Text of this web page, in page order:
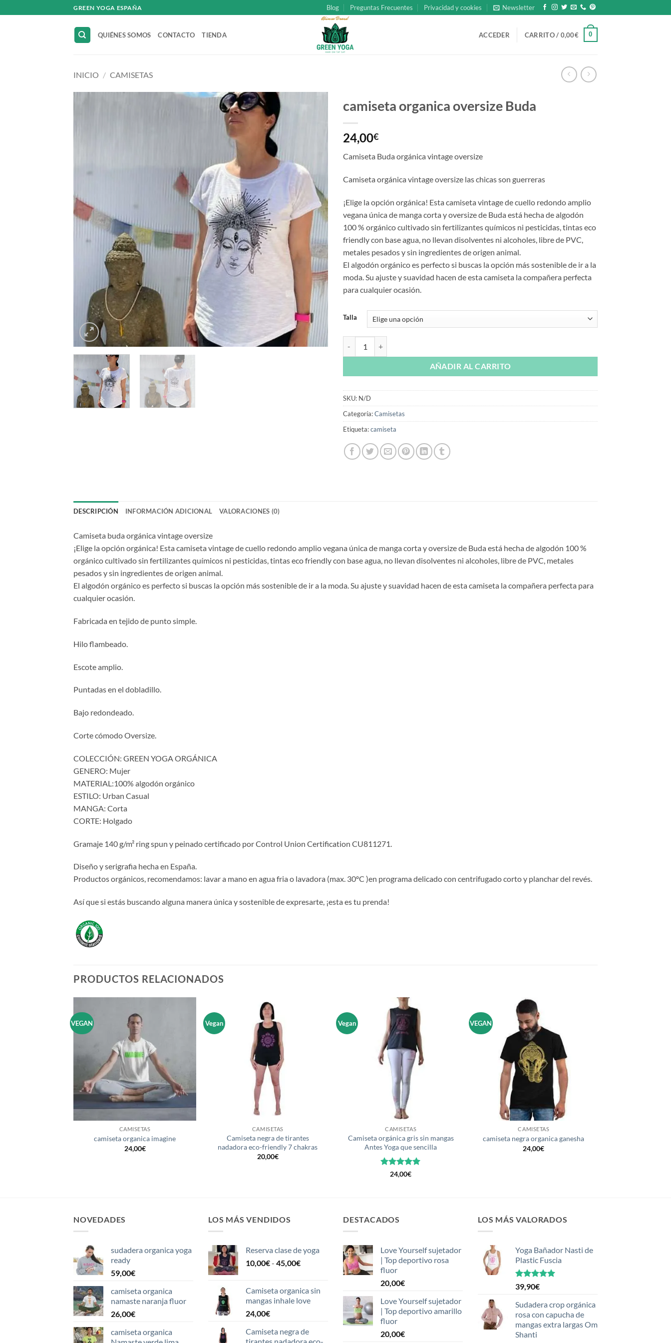
al
GREEN YOGA ESPAÑA Blog Preguntas Frecuentes Privacidad y cookies Newsletter
QUIÉNES SOMOS CONTACTO TIENDA ACCEDER CARRITO / 0,00€ 0
INICIO / CAMISETAS
camiseta organica oversize Buda
24,00€
Camiseta Buda orgánica vintage oversize
Camiseta orgánica vintage oversize las chicas son guerreras
¡Elige la opción orgánica! Esta camiseta vintage de cuello redondo amplio
vegana única de manga corta y oversize de Buda está hecha de algodón
100 % orgánico cultivado sin fertilizantes químicos ni pesticidas, tintas eco
friendly con base agua, no llevan disolventes ni alcoholes, libre de PVC,
metales pesados y sin ingredientes de origen animal.
El algodón orgánico es perfecto si buscas la opción más sostenible de ir a la
moda. Su ajuste y suavidad hacen de esta camiseta la compañera perfecta
para cualquier ocasión.
Talla
AÑADIR AL CARRITO
SKU: N/D
Categoría:Camisetas
Etiqueta:camiseta
DESCRIPCIÓN INFORMACIÓN ADICIONAL VALORACIONES (0)
Camiseta buda orgánica vintage oversize
¡Elige la opción orgánica! Esta camiseta vintage de cuello redondo amplio vegana única de manga corta y oversize de Buda está hecha de algodón 100 %
orgánico cultivado sin fertilizantes químicos ni pesticidas, tintas eco friendly con base agua, no llevan disolventes ni alcoholes, libre de PVC, metales
pesados y sin ingredientes de origen animal.
El algodón orgánico es perfecto si buscas la opción más sostenible de ir a la moda. Su ajuste y suavidad hacen de esta camiseta la compañera perfecta para
cualquier ocasión.
Fabricada en tejido de punto simple.
Hilo flambeado.
Escote amplio.
Puntadas en el dobladillo.
Bajo redondeado.
Corte cómodo Oversize.
COLECCIÓN: GREEN YOGA ORGÁNICA
GENERO: Mujer
MATERIAL:100% algodón orgánico
ESTILO: Urban Casual
MANGA: Corta
CORTE: Holgado
Gramaje 140 g/m² ring spun y peinado certificado por Control Union Certification CU811271.
Diseño y serigrafia hecha en España.
Productos orgánicos, recomendamos: lavar a mano en agua fria o lavadora (max. 30ºC )en programa delicado con centrifugado corto y planchar del revés.
Así que si estás buscando alguna manera única y sostenible de expresarte, ¡esta es tu prenda!
PRODUCTOS RELACIONADOS
VEGAN
+
CAMISETAS
camiseta organica imagine
24,00€
Vegan
CAMISETAS
Camiseta negra de tirantes
nadadora eco-friendly 7 chakras
20,00€
Vegan
CAMISETAS
Camiseta orgánica gris sin mangas
Antes Yoga que sencilla
Valorado
24,00€
VEGAN
CAMISETAS
camiseta negra organica ganesha
24,00€
NOVEDADES
sudadera organica yoga
ready
59,00€
camiseta organica
namaste naranja fluor
26,00€
camiseta organica
LOS MÁS VENDIDOS
Reserva clase de yoga
10,00€- 45,00€Rango
desde
10,00€
Camiseta organica sin
mangas inhale love
24,00€
Camiseta negra de
DESTACADOS
Love Yourself sujetador
| Top deportivo rosa
fluor
20,00€
Love Yourself sujetador
| Top deportivo amarillo
fluor
20,00€
LOS MÁS VALORADOS
Yoga Bañador Nasti de
Plastic Fuscia
Valorado
con
de 5
39,90€
Sudadera crop orgánica
rosa con capucha de
mangas extra largas Om
Shanti